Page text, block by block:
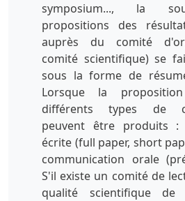
symposium..., la
propositions des
auprès du comité
comité scientifique) se
sous la forme de
Lorsque la
différents types de
peuvent être produits :
écrite (full paper, short
communication orale
S'il existe un comité de
qualité scientifique de